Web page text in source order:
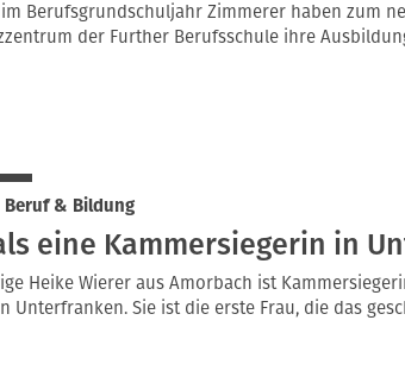
Berufsgrundschuljahr Zimmerer haben zum
der Further Berufsschule ihre
Beruf & Bildung
eine Kammersiegerin in
Heike Wierer aus Amorbach ist
Unterfranken. Sie ist die erste Frau, die das